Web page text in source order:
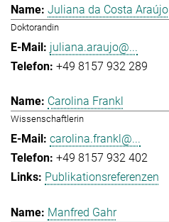
Juliana da Costa Araújo
Doktorandin
juliana.araujo@...
+49 8157 932 289
Carolina Frankl
Wissenschaftlerin
carolina.frankl@...
+49 8157 932 402
Publikationsreferenzen
Manfred Gahr